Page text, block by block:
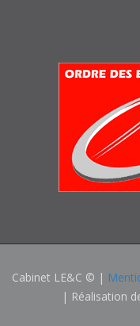
Cabinet LE&C © |
| Réalisation